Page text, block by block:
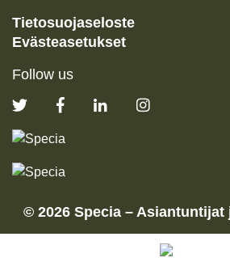
Tietosuojaseloste
Evästeasetukset
Follow us
© 2026 Specia –